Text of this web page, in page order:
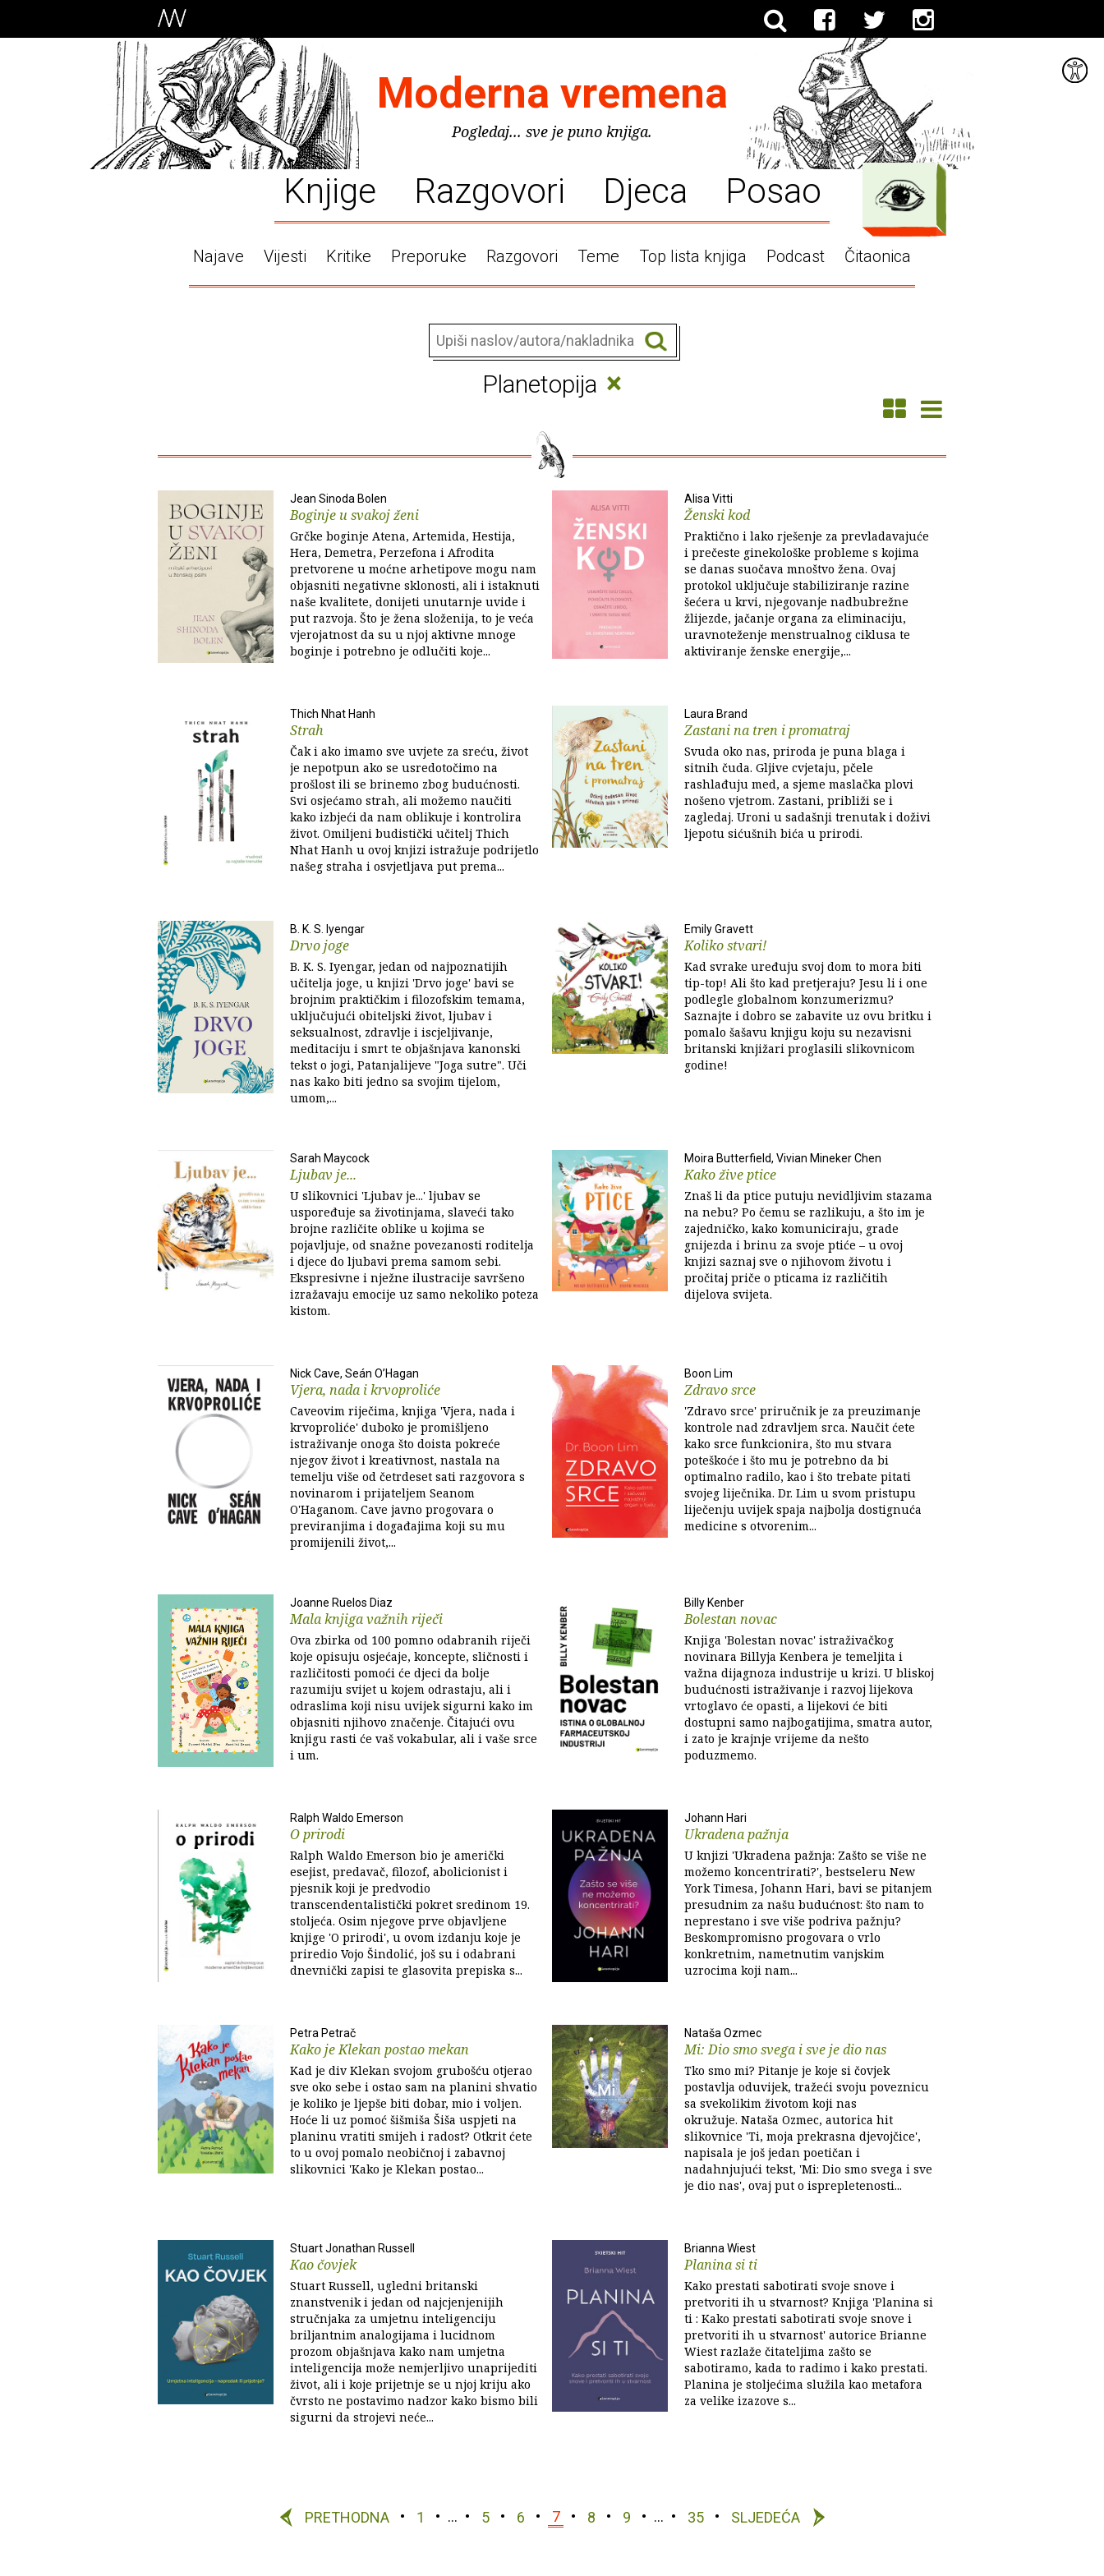
Moderna vremena
Pogledaj... sve je puno knjiga.
Knjige Razgovori Djeca Posao
Najave Vijesti Kritike Preporuke Razgovori Teme Top lista knjiga Podcast Čitaonica
Planetopija ×
Jean Sinoda Bolen
Boginje u svakoj ženi
Grčke boginje Atena, Artemida, Hestija,
Hera, Demetra, Perzefona i Afrodita
pretvorene u moćne arhetipove mogu nam
objasniti negativne sklonosti, ali i istaknuti
naše kvalitete, donijeti unutarnje uvide i
put razvoja. Što je žena složenija, to je veća
vjerojatnost da su u njoj aktivne mnoge
boginje i potrebno je odlučiti koje...
Alisa Vitti
Ženski kod
Praktično i lako rješenje za prevladavajuće
i prečeste ginekološke probleme s kojima
se danas suočava mnoštvo žena. Ovaj
protokol uključuje stabiliziranje razine
šećera u krvi, njegovanje nadbubrežne
žlijezde, jačanje organa za eliminaciju,
uravnoteženje menstrualnog ciklusa te
aktiviranje ženske energije,...
Thich Nhat Hanh
Strah
Čak i ako imamo sve uvjete za sreću, život
je nepotpun ako se usredotočimo na
prošlost ili se brinemo zbog budućnosti.
Svi osjećamo strah, ali možemo naučiti
kako izbjeći da nam oblikuje i kontrolira
život. Omiljeni budistički učitelj Thich
Nhat Hanh u ovoj knjizi istražuje podrijetlo
našeg straha i osvjetljava put prema...
Laura Brand
Zastani na tren i promatraj
Svuda oko nas, priroda je puna blaga i
sitnih čuda. Gljive cvjetaju, pčele
rashlađuju med, a sjeme maslačka plovi
nošeno vjetrom. Zastani, približi se i
zagledaj. Uroni u sadašnji trenutak i doživi
ljepotu sićušnih bića u prirodi.
B. K. S. Iyengar
Drvo joge
B. K. S. Iyengar, jedan od najpoznatijih
učitelja joge, u knjizi 'Drvo joge' bavi se
brojnim praktičkim i filozofskim temama,
uključujući obiteljski život, ljubav i
seksualnost, zdravlje i iscjeljivanje,
meditaciju i smrt te objašnjava kanonski
tekst o jogi, Patanjalijeve "Joga sutre". Uči
nas kako biti jedno sa svojim tijelom,
umom,...
Emily Gravett
Koliko stvari!
Kad svrake uređuju svoj dom to mora biti
tip-top! Ali što kad pretjeraju? Jesu li i one
podlegle globalnom konzumerizmu?
Saznajte i dobro se zabavite uz ovu britku i
pomalo šašavu knjigu koju su nezavisni
britanski knjižari proglasili slikovnicom
godine!
Sarah Maycock
Ljubav je...
U slikovnici 'Ljubav je...' ljubav se
uspoređuje sa životinjama, slaveći tako
brojne različite oblike u kojima se
pojavljuje, od snažne povezanosti roditelja
i djece do ljubavi prema samom sebi.
Ekspresivne i nježne ilustracije savršeno
izražavaju emocije uz samo nekoliko poteza
kistom.
Moira Butterfield, Vivian Mineker Chen
Kako žive ptice
Znaš li da ptice putuju nevidljivim stazama
na nebu? Po čemu se razlikuju, a što im je
zajedničko, kako komuniciraju, grade
gnijezda i brinu za svoje ptiće – u ovoj
knjizi saznaj sve o njihovom životu i
pročitaj priče o pticama iz različitih
dijelova svijeta.
Nick Cave, Seán O’Hagan
Vjera, nada i krvoproliće
Caveovim riječima, knjiga 'Vjera, nada i
krvoproliće' duboko je promišljeno
istraživanje onoga što doista pokreće
njegov život i kreativnost, nastala na
temelju više od četrdeset sati razgovora s
novinarom i prijateljem Seanom
O'Haganom. Cave javno progovara o
previranjima i događajima koji su mu
promijenili život,...
Boon Lim
Zdravo srce
'Zdravo srce' priručnik je za preuzimanje
kontrole nad zdravljem srca. Naučit ćete
kako srce funkcionira, što mu stvara
poteškoće i što mu je potrebno da bi
optimalno radilo, kao i što trebate pitati
svojeg liječnika. Dr. Lim u svom pristupu
liječenju uvijek spaja najbolja dostignuća
medicine s otvorenim...
Joanne Ruelos Diaz
Mala knjiga važnih riječi
Ova zbirka od 100 pomno odabranih riječi
koje opisuju osjećaje, koncepte, sličnosti i
različitosti pomoći će djeci da bolje
razumiju svijet u kojem odrastaju, ali i
odraslima koji nisu uvijek sigurni kako im
objasniti njihovo značenje. Čitajući ovu
knjigu rasti će vaš vokabular, ali i vaše srce
i um.
Billy Kenber
Bolestan novac
Knjiga 'Bolestan novac' istraživačkog
novinara Billyja Kenbera je temeljita i
važna dijagnoza industrije u krizi. U bliskoj
budućnosti istraživanje i razvoj lijekova
vrtoglavo će opasti, a lijekovi će biti
dostupni samo najbogatijima, smatra autor,
i zato je krajnje vrijeme da nešto
poduzmemo.
Ralph Waldo Emerson
O prirodi
Ralph Waldo Emerson bio je američki
esejist, predavač, filozof, abolicionist i
pjesnik koji je predvodio
transcendentalistički pokret sredinom 19.
stoljeća. Osim njegove prve objavljene
knjige 'O prirodi', u ovom izdanju koje je
priredio Vojo Šindolić, još su i odabrani
dnevnički zapisi te glasovita prepiska s...
Johann Hari
Ukradena pažnja
U knjizi 'Ukradena pažnja: Zašto se više ne
možemo koncentrirati?', bestseleru New
York Timesa, Johann Hari, bavi se pitanjem
presudnim za našu budućnost: što nam to
neprestano i sve više podriva pažnju?
Beskompromisno progovara o vrlo
konkretnim, nametnutim vanjskim
uzrocima koji nam...
Petra Petrač
Kako je Klekan postao mekan
Kad je div Klekan svojom grubošću otjerao
sve oko sebe i ostao sam na planini shvatio
je koliko je ljepše biti dobar, mio i voljen.
Hoće li uz pomoć šišmiša Šiša uspjeti na
planinu vratiti smijeh i radost? Otkrit ćete
to u ovoj pomalo neobičnoj i zabavnoj
slikovnici 'Kako je Klekan postao...
Nataša Ozmec
Mi: Dio smo svega i sve je dio nas
Tko smo mi? Pitanje je koje si čovjek
postavlja oduvijek, tražeći svoju poveznicu
sa svekolikim životom koji nas
okružuje. Nataša Ozmec, autorica hit
slikovnice 'Ti, moja prekrasna djevojčice',
napisala je još jedan poetičan i
nadahnjujući tekst, 'Mi: Dio smo svega i sve
je dio nas', ovaj put o isprepletenosti...
Stuart Jonathan Russell
Kao čovjek
Stuart Russell, ugledni britanski
znanstvenik i jedan od najcjenjenijih
stručnjaka za umjetnu inteligenciju
briljantnim analogijama i lucidnom
prozom objašnjava kako nam umjetna
inteligencija može nemjerljivo unaprijediti
život, ali i koje prijetnje se u njoj kriju ako
čvrsto ne postavimo nadzor kako bismo bili
sigurni da strojevi neće...
Brianna Wiest
Planina si ti
Kako prestati sabotirati svoje snove i
pretvoriti ih u stvarnost? Knjiga 'Planina si
ti : Kako prestati sabotirati svoje snove i
pretvoriti ih u stvarnost' autorice Brianne
Wiest razlaže čitateljima zašto se
sabotiramo, kada to radimo i kako prestati.
Planina je stoljećima služila kao metafora
za velike izazove s...
PRETHODNA 1 … 5 6 7 8 9 … 35 SLJEDEĆA